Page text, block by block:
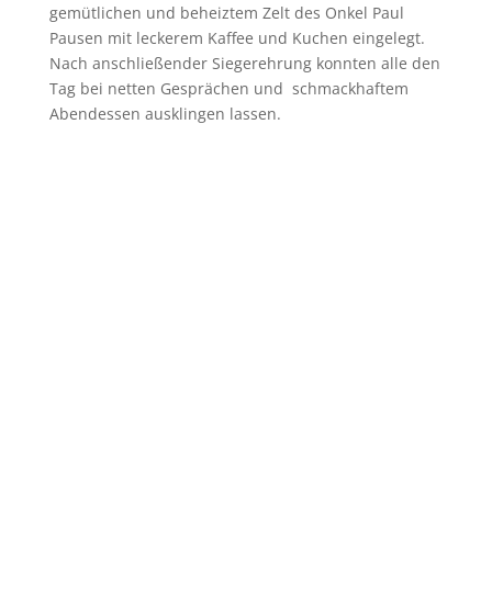
gemütlichen und beheiztem Zelt des Onkel Paul
Pausen mit leckerem Kaffee und Kuchen eingelegt.
Nach anschließender Siegerehrung konnten alle den
Tag bei netten Gesprächen und schmackhaftem
Abendessen ausklingen lassen.